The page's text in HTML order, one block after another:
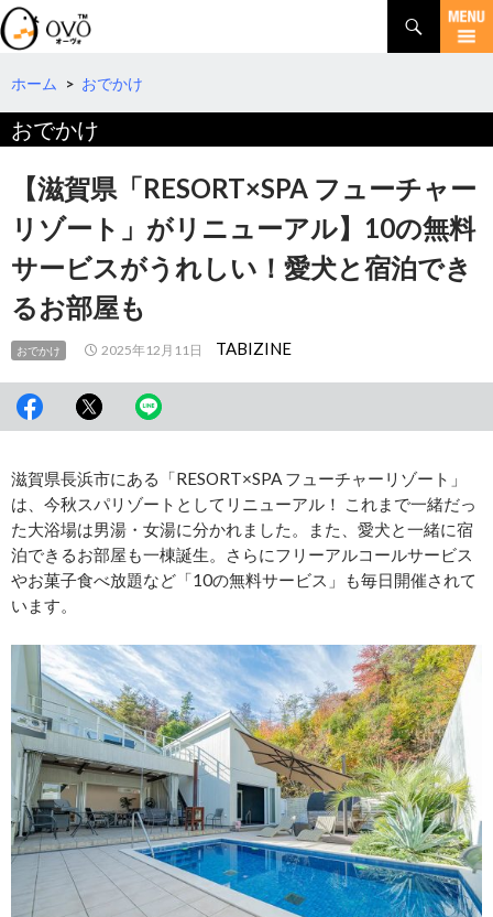
検
索
コ
テ
ツ
へ
ホーム > おでかけ
おでかけ
【滋賀県「RESORT×SPA フューチャー
リゾート」がリニューアル】10の無料
サービスがうれしい！愛犬と宿泊でき
るお部屋も
おでかけ 2025年12月11日 TABIZINE
滋賀県長浜市にある「RESORT×SPA フューチャーリゾート」
は、今秋スパリゾートとしてリニューアル！ これまで一緒だっ
た大浴場は男湯・女湯に分かれました。また、愛犬と一緒に宿
泊できるお部屋も一棟誕生。さらにフリーアルコールサービス
やお菓子食べ放題など「10の無料サービス」も毎日開催されて
います。